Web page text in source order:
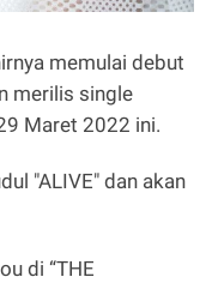
memulai debut
merilis single
Maret 2022 ini.
"ALIVE" dan akan
di “THE